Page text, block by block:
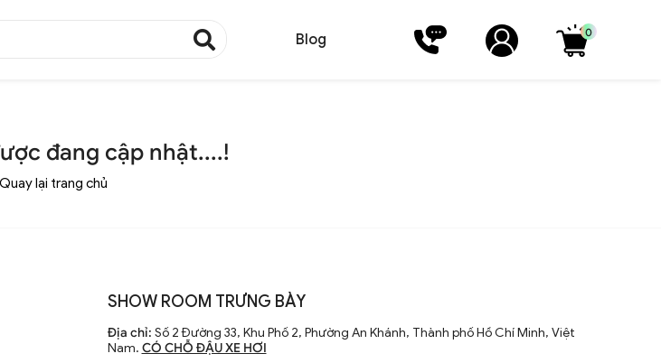
Blog 0
đang cập nhật....!
Quay lại trang chủ
SHOW ROOM TRƯNG BÀY
Địa chỉ: Số 2 Đường 33, Khu Phố 2, Phường An Khánh, Thành phố Hồ Chí Minh, Việt
Nam. CÓ CHỖ ĐẬU XE HƠI